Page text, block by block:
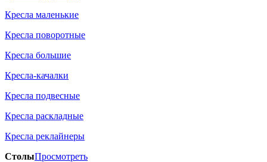
Кресла маленькие
Кресла поворотные
Кресла большие
Кресла-качалки
Кресла подвесные
Кресла раскладные
Кресла реклайнеры
СтолыПросмотреть